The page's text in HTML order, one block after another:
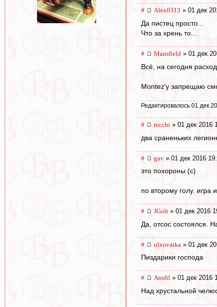
# Alex0313 » 01 дек
Да пистец просто...
Что за хрень то...
# Mansfield » 01 дек
Всё, на сегодня
Montez'у запрещаю
Редактировалось 01 дек
# recchi » 01 дек 2016
два сраненьких
# gav » 01 дек 2016
это похороны (с)
по второму голу. игра
# JGolt » 01 дек 2016
Да, отсос состоялся.
# olxovatka » 01 дек
Пиздарики господа
# Ansfil » 01 дек 2016
Над хрустальной